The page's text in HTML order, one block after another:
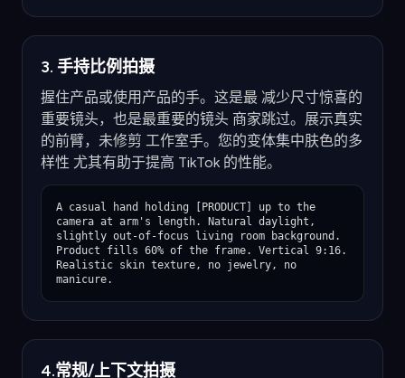
3. 手持比例拍摄
握住产品或使用产品的手。这是最 减少尺寸惊喜的
重要镜头，也是最重要的镜头 商家跳过。展示真实
的前臂，未修剪 工作室手。您的变体集中肤色的多
样性 尤其有助于提高 TikTok 的性能。
A casual hand holding [PRODUCT] up to the
camera at arm's length. Natural daylight,
slightly out-of-focus living room background.
Product fills 60% of the frame. Vertical 9:16.
Realistic skin texture, no jewelry, no
manicure.
4.常规/上下文拍摄